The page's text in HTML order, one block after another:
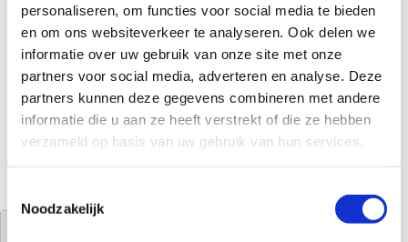
personaliseren, om functies voor social media te bieden
en om ons websiteverkeer te analyseren. Ook delen we
informatie over uw gebruik van onze site met onze
partners voor social media, adverteren en analyse. Deze
partners kunnen deze gegevens combineren met andere
informatie die u aan ze heeft verstrekt of die ze hebben
verzameld op basis van uw gebruik van hun services.
Noodzakelijk